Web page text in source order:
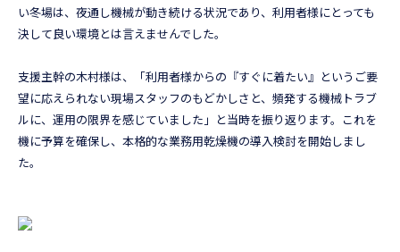
い冬場は、夜通し機械が動き続ける状況であり、利用者様にとっても
決して良い環境とは言えませんでした。
支援主幹の木村様は、「利用者様からの『すぐに着たい』というご要
望に応えられない現場スタッフのもどかしさと、頻発する機械トラブ
ルに、運用の限界を感じていました」と当時を振り返ります。これを
機に予算を確保し、本格的な業務用乾燥機の導入検討を開始しまし
た。